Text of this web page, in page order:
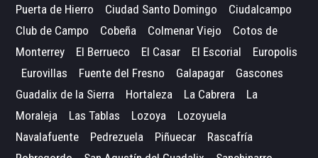
Puerta de Hierro
Ciudad Santo Domingo
Ciudalcampo
Club de Campo
Cobeña Colmenar Viejo
Cotos de
Monterrey
El Berrueco El Casar El Escorial
Europolis
Eurovillas
Fuente del Fresno Galapagar
Gascones
Guadalix de la Sierra
Hortaleza La Cabrera
La
Moraleja
Las Tablas Lozoya
Lozoyuela
Navalafuente
Pedrezuela Piñuecar
Rascafría